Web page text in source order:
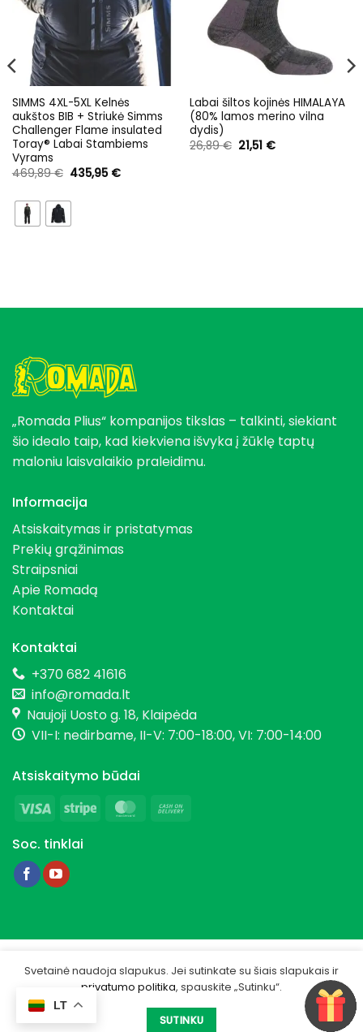
SIMMS 4XL-5XL Kelnės
aukštos BIB + Striukė Simms
Challenger Flame insulated
Toray® Labai Stambiems
Vyrams
469,89€ Original
price
469,89 €.
435,95 €Current
Labai šiltos kojinės HIMALAYA
(80% lamos merino vilna
dydis)
26,89€ Original
price
21,51 €Current
„Romada Plius“ kompanijos tikslas – talkinti, siekiant
šio idealo taip, kad kiekviena išvyka į žūklę taptų
maloniu laisvalaikio praleidimu.
Informacija
Atsiskaitymas ir pristatymas
Prekių grąžinimas
Straipsniai
Apie Romadą
Kontaktai
Kontaktai
+370 682 41616
info@romada.lt
Naujoji Uosto g. 18, Klaipėda
VII-I: nedirbame, II-V: 7:00-18:00, VI: 7:00-14:00
Atsiskaitymo būdai
Visa
Stripe MasterCard
Soc. tinklai
Privatumo politika
Sukurta -IGSME.COM
LT
Svetainė naudoja slapukus. Jei sutinkate su šiais slapukais ir
privatumo politika, spauskite „Sutinku“.
SUTINKU